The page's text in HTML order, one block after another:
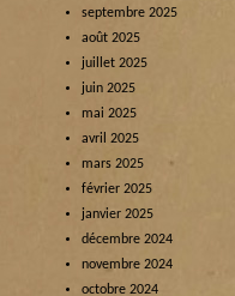
septembre 2025
août 2025
juillet 2025
juin 2025
mai 2025
avril 2025
mars 2025
février 2025
janvier 2025
décembre 2024
novembre 2024
octobre 2024